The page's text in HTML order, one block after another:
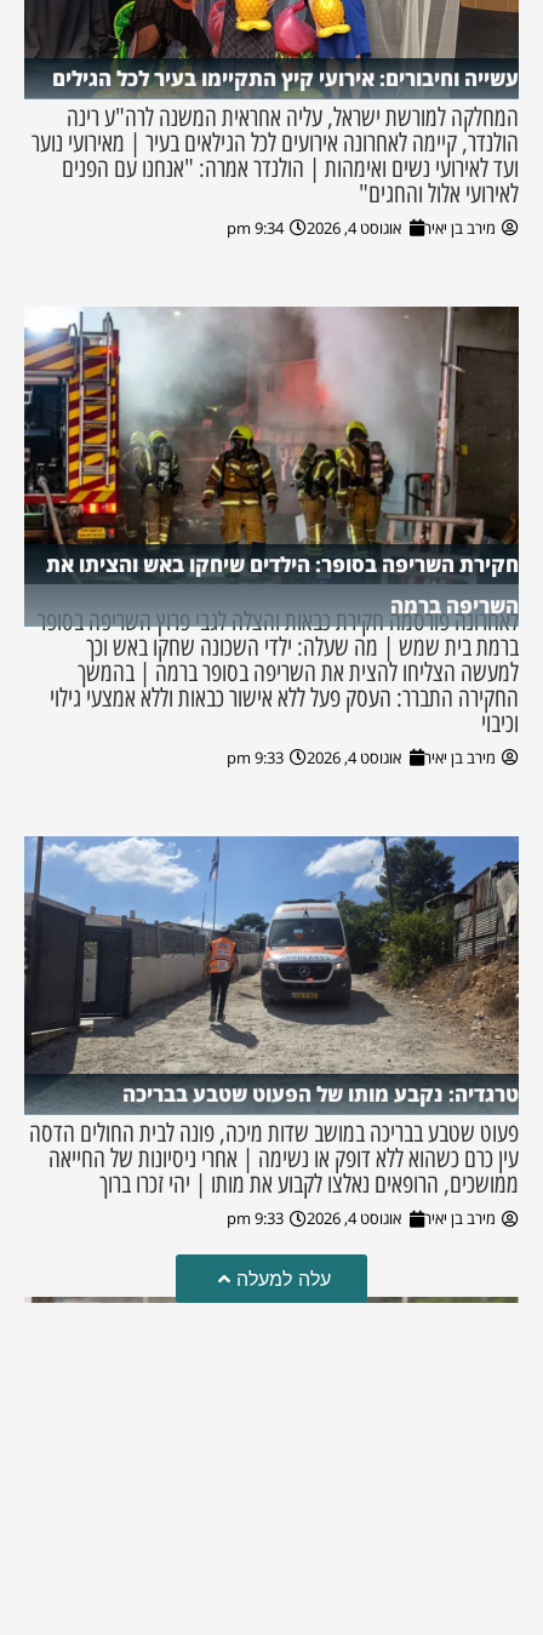
עשייה וחיבורים: אירועי קיץ התקיימו בעיר לכל הגילים
המחלקה למורשת ישראל, עליה אחראית המשנה לרה"ע רינה
הולנדר, קיימה לאחרונה אירועים לכל הגילאים בעיר | מאירועי נוער
ועד לאירועי נשים ואימהות | הולנדר אמרה: "אנחנו עם הפנים
לאירועי אלול והחגים"
מירב בן יאיר אוגוסט 4, 2026 9:34 pm
חקירת השריפה בסופר: הילדים שיחקו באש והציתו את
השריפה ברמה
לאחרונה פורסמה חקירת כבאות והצלה לגבי פרוץ השריפה בסופר
ברמת בית שמש | מה שעלה: ילדי השכונה שחקו באש וכך
למעשה הצליחו להצית את השריפה בסופר ברמה | בהמשך
החקירה התברר: העסק פעל ללא אישור כבאות וללא אמצעי גילוי
וכיבוי
מירב בן יאיר אוגוסט 4, 2026 9:33 pm
טרגדיה: נקבע מותו של הפעוט שטבע בבריכה
פעוט שטבע בבריכה במושב שדות מיכה, פונה לבית החולים הדסה
עין כרם כשהוא ללא דופק או נשימה | אחרי ניסיונות של החייאה
ממושכים, הרופאים נאלצו לקבוע את מותו | יהי זכרו ברוך
מירב בן יאיר אוגוסט 4, 2026 9:33 pm
עלה למעלה